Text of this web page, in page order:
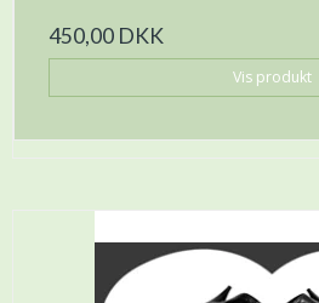
450,00 DKK
Vis produkt